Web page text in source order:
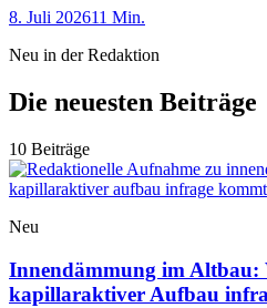
8. Juli 202611 Min.
Neu in der Redaktion
Die neuesten Beiträge
10 Beiträge
Neu
Innendämmung im Altbau:
kapillaraktiver Aufbau